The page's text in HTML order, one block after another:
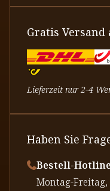
Gratis Versand
Lieferzeit nur 2-4
Haben Sie
Bestell-Hotline:
⁠Montag-Freitag,